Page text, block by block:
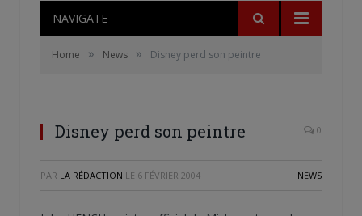
NAVIGATE
Home » News » Disney perd son peintre
Disney perd son peintre 0
PAR LA RÉDACTION LE 6 FÉVRIER 2004 NEWS